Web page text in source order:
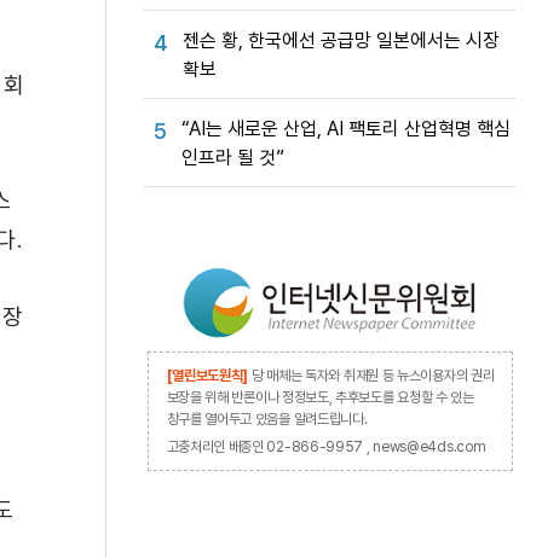
.
4
젠슨 황, 한국에선 공급망 일본에서는 시장
확보
5
“AI는 새로운 산업, AI 팩토리 산업혁명 핵심
인프라 될 것”
[열린보도원칙] 당 매체는 독자와 취재원 등 뉴스이용자의 권리
보장을 위해 반론이나 정정보도, 추후보도를 요청할 수 있는
창구를 열어두고 있음을 알려드립니다.
고충처리인 배종인 02-866-9957 , news@e4ds.com